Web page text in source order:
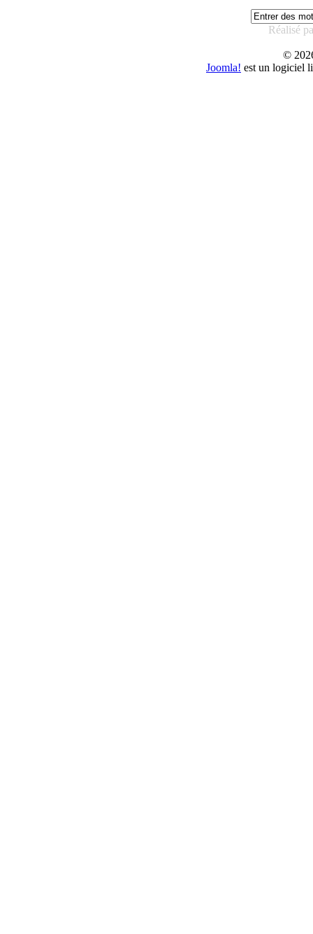
Réalisé
©
Joomla! est un logiciel